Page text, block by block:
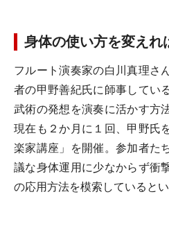
身体の使い方を変えれ
フルート演奏家の白川真理さ
者の甲野善紀氏に師事してい
武術の発想を演奏に活かす方
現在も２か月に１回、甲野氏
楽家講座」を開催。参加者た
議な身体運用に少なからず衝
の応用方法を模索しているとい